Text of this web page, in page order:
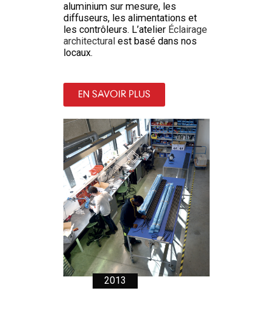
aluminium sur mesure, les
diffuseurs, les alimentations et
les contrôleurs. L’atelier Éclairage
architectural est basé dans nos
locaux.
EN SAVOIR PLUS
2013